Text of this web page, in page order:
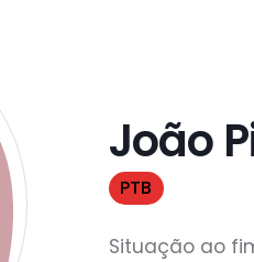
João
PTB
Situação ao